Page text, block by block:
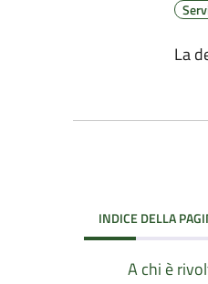
La
INDICE DELLA
A chi è